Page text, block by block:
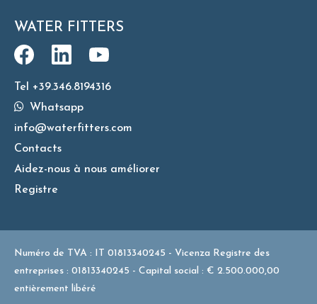
WATER FITTERS
Tel +39.346.8194316
Whatsapp
info@waterfitters.com
Contacts
Aidez-nous à nous améliorer
Registre
Numéro de TVA : IT 01813340245 - Vicenza Registre des
entreprises : 01813340245 - Capital social : € 2.500.000,00
entièrement libéré